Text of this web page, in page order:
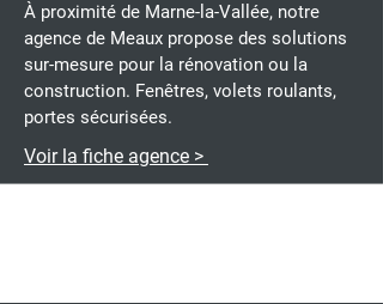
À proximité de Marne-la-Vallée, notre
agence de Meaux propose des solutions
sur-mesure pour la rénovation ou la
construction. Fenêtres, volets roulants,
portes sécurisées.
Voir la fiche agence >